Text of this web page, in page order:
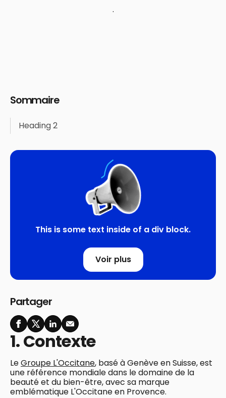
·
Sommaire
Heading 2
This is some text inside of a div block.
Voir plus
Partager
1. Contexte
LeGroupe L'Occitane, basé à Genève en Suisse, est
une référence mondiale dans le domaine de la
beauté et du bien-être, avec sa marque
emblématique L'Occitane en Provence.